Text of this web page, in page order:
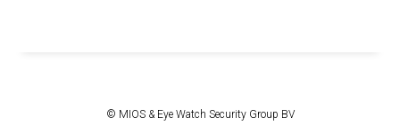
© MIOS & Eye Watch Security Group BV